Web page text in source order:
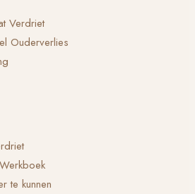
Verdriet
Ouderverlies
te kunnen